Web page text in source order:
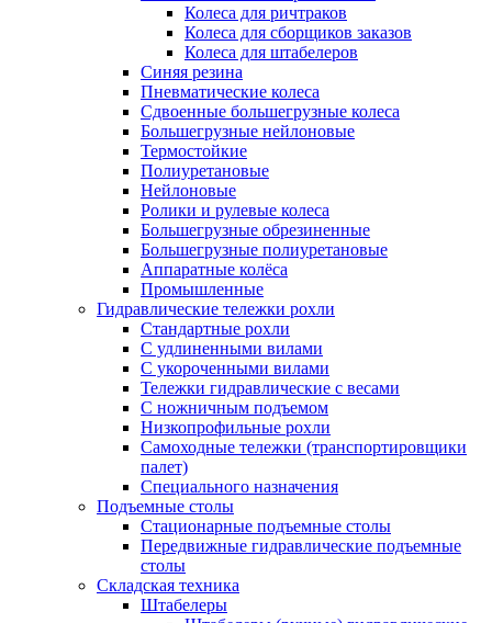
Колеса для ричтраков
Колеса для сборщиков заказов
Колеса для штабелеров
Синяя резина
Пневматические колеса
Сдвоенные большегрузные колеса
Большегрузные нейлоновые
Термостойкие
Полиуретановые
Нейлоновые
Ролики и рулевые колеса
Большегрузные обрезиненные
Большегрузные полиуретановые
Аппаратные колёса
Промышленные
Гидравлические тележки рохли
Стандартные рохли
С удлиненными вилами
С укороченными вилами
Тележки гидравлические с весами
С ножничным подъемом
Низкопрофильные рохли
Самоходные тележки (транспортировщики
палет)
Специального назначения
Подъемные столы
Стационарные подъемные столы
Передвижные гидравлические подъемные
столы
Складская техника
Штабелеры